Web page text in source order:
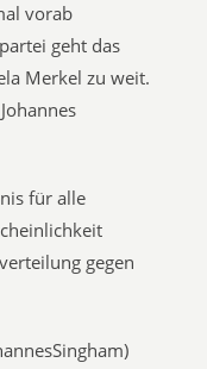
vorab
geht das
Merkel zu weit.
für alle
gegen